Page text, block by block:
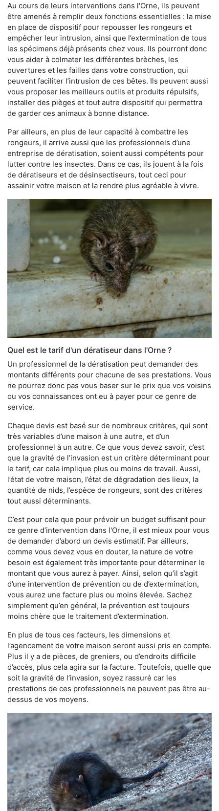
Au cours de leurs interventions dans l'Orne, ils peuvent
être amenés à remplir deux fonctions essentielles : la mise
en place de dispositif pour repousser les rongeurs et
empêcher leur intrusion, ainsi que l’extermination de tous
les spécimens déjà présents chez vous. Ils pourront donc
vous aider à colmater les différentes brèches, les
ouvertures et les failles dans votre construction, qui
peuvent faciliter l’intrusion de ces bêtes. Ils peuvent aussi
vous proposer les meilleurs outils et produits répulsifs,
installer des pièges et tout autre dispositif qui permettra
de garder ces animaux à bonne distance.
Par ailleurs, en plus de leur capacité à combattre les
rongeurs, il arrive aussi que les professionnels d’une
entreprise de dératisation, soient aussi compétents pour
lutter contre les insectes. Dans ce cas, ils jouent à la fois
de dératiseurs et de désinsectiseurs, tout ceci pour
assainir votre maison et la rendre plus agréable à vivre.
Quel est le tarif d'un dératiseur dans l'Orne ?
Un professionnel de la dératisation peut demander des
montants différents pour chacune de ses prestations. Vous
ne pourrez donc pas vous baser sur le prix que vos voisins
ou vos connaissances ont eu à payer pour ce genre de
service.
Chaque devis est basé sur de nombreux critères, qui sont
très variables d’une maison à une autre, et d’un
professionnel à un autre. Ce que vous devez savoir, c’est
que la gravité de l’invasion est un critère déterminant pour
le tarif, car cela implique plus ou moins de travail. Aussi,
l’état de votre maison, l’état de dégradation des lieux, la
quantité de nids, l’espèce de rongeurs, sont des critères
tout aussi déterminants.
C’est pour cela que pour prévoir un budget suffisant pour
ce genre d’intervention dans l'Orne, il est mieux pour vous
de demander d’abord un devis estimatif. Par ailleurs,
comme vous devez vous en douter, la nature de votre
besoin est également très importante pour déterminer le
montant que vous aurez à payer. Ainsi, selon qu’il s’agit
d’une intervention de prévention ou de d’extermination,
vous aurez une facture plus ou moins élevée. Sachez
simplement qu’en général, la prévention est toujours
moins chère que le traitement d’extermination.
En plus de tous ces facteurs, les dimensions et
l’agencement de votre maison seront aussi pris en compte.
Plus il y a de pièces, de greniers, ou d’endroits difficile
d’accès, plus cela agira sur la facture. Toutefois, quelle que
soit la gravité de l’invasion, soyez rassuré car les
prestations de ces professionnels ne peuvent pas être au-
dessus de vos moyens.